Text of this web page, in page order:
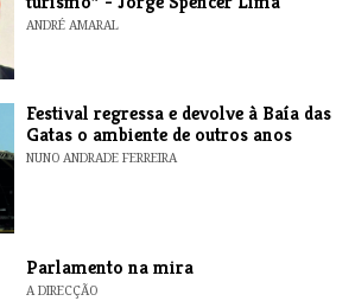
ANDRÉ AMARAL
Festival regressa e devolve à Baía das
Gatas o ambiente de outros anos
NUNO ANDRADE FERREIRA
Parlamento na mira
A DIRECÇÃO